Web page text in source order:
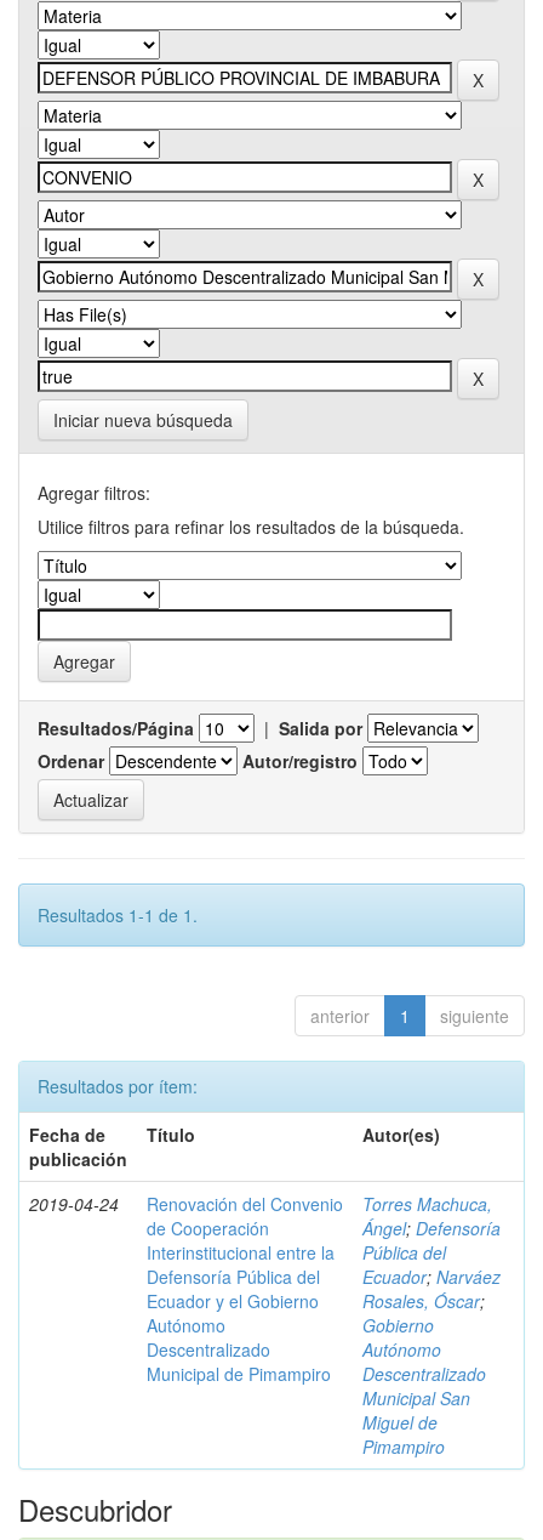
Iniciar nueva búsqueda
Agregar filtros:
Utilice filtros para refinar los resultados de la búsqueda.
Resultados/Página | Salida por
Ordenar
Autor/registro
Resultados 1-1 de 1.
anterior 1 siguiente
Resultados por ítem:
Fecha de
publicación
Título Autor(es)
2019-04-24
Renovación del Convenio
de Cooperación
Interinstitucional entre la
Defensoría Pública del
Ecuador y el Gobierno
Autónomo
Descentralizado
Municipal de Pimampiro
Torres Machuca,
Ángel; Defensoría
Pública del
Ecuador; Narváez
Rosales, Óscar;
Gobierno
Autónomo
Descentralizado
Municipal San
Miguel de
Pimampiro
Descubridor